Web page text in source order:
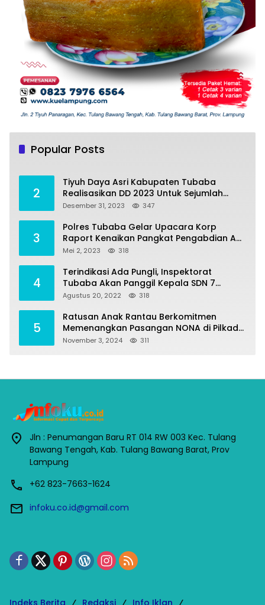
Popular Posts
Pembangunan
Juli 4, 2022
2
Tiyuh Daya Asri Kabupaten Tubaba
Realisasikan DD 2023 Untuk Sejumlah
Program Pembangunan
Desember 31, 2023 347
3
Polres Tubaba Gelar Upacara Korp
Raport Kenaikan Pangkat Pengabdian AKP
Alaidin Effendi
Mei 2, 2023 318
4
Terindikasi Ada Pungli, Inspektorat
Tubaba Akan Panggil Kepala SDN 7
Penumangan Baru
Agustus 20, 2022 318
5
Ratusan Anak Rantau Berkomitmen
Memenangkan Pasangan NONA di Pilkada
Tubaba 2024
November 3, 2024 311
Jln : Penumangan Baru RT 014 RW 003 Kec. Tulang
Bawang Tengah, Kab. Tulang Bawang Barat, Prov
Lampung
+62 823-7663-1624
infoku.co.id@gmail.com